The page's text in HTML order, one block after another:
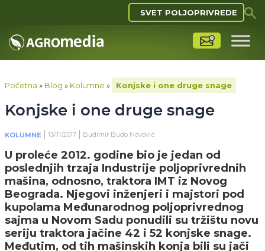
SVET POLJOPRIVREDE
Početna » Blog » Kolumne » Konjske i one druge snage
Konjske i one druge snage
KOLUMNE 13/11/2017 Budimir Budo Novović
U proleće 2012. godine bio je jedan od
poslednjih trzaja Industrije poljoprivrednih
mašina, odnosno, traktora IMT iz Novog
Beograda. Njegovi inženjeri i majstori pod
kupolama Međunarodnog poljoprivrednog
sajma u Novom Sadu ponudili su tržištu novu
seriju traktora jačine 42 i 52 konjske snage.
Međutim, od tih mašinskih konja bili su jači